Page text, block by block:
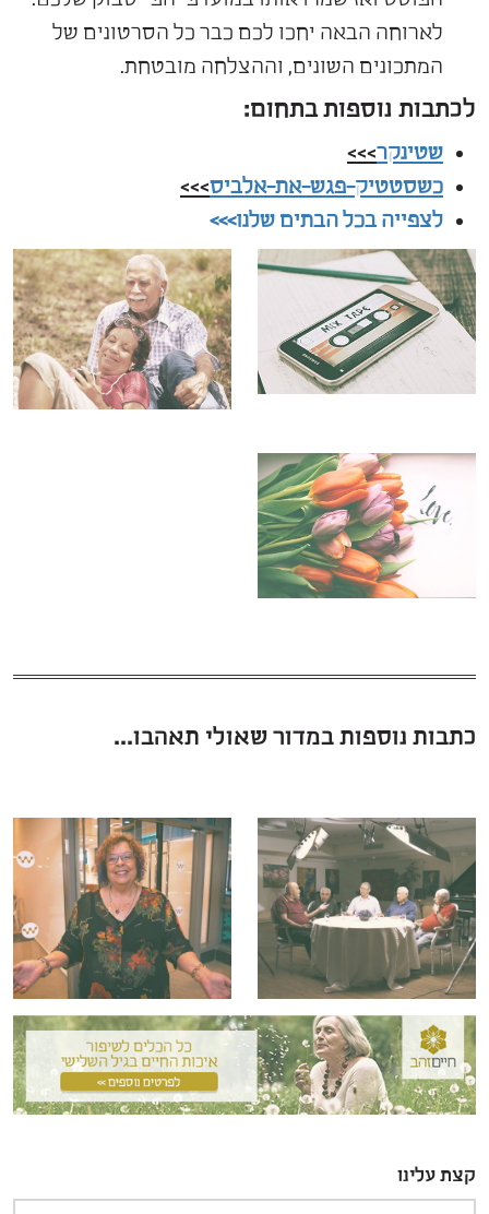
לארוחה הבאה יחכו לכם כבר כל הסרטונים של
המתכונים השונים, וההצלחה מובטחת.
לכתבות נוספות בתחום:
שטינקר>>>
כשסטטיק-פגש-את-אלביס>>>
לצפייה בכל הבתים שלנו>>>
כתבות נוספות במדור שאולי תאהבו...
קצת עלינו